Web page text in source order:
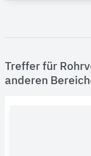
Treffer für
anderen